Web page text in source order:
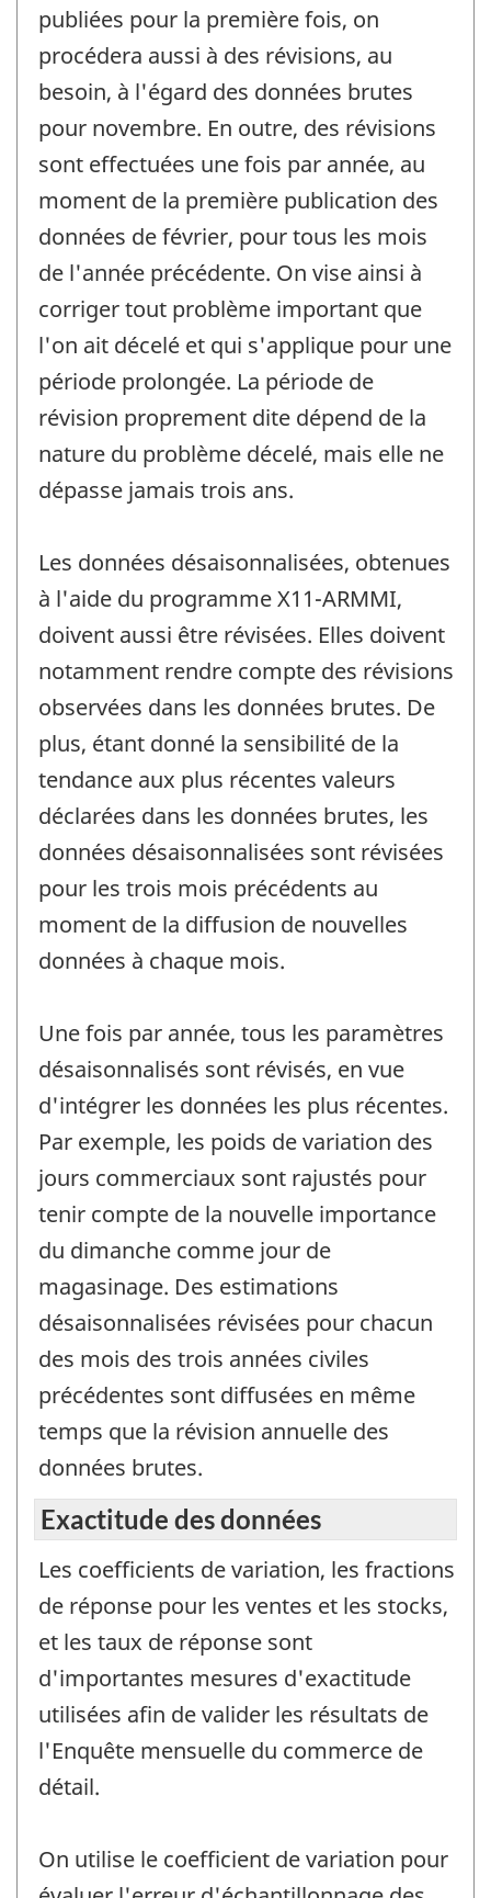
publiées pour la première fois, on
procédera aussi à des révisions, au
besoin, à l'égard des données brutes
pour novembre. En outre, des révisions
sont effectuées une fois par année, au
moment de la première publication des
données de février, pour tous les mois
de l'année précédente. On vise ainsi à
corriger tout problème important que
l'on ait décelé et qui s'applique pour une
période prolongée. La période de
révision proprement dite dépend de la
nature du problème décelé, mais elle ne
dépasse jamais trois ans.
Les données désaisonnalisées, obtenues
à l'aide du programme X11-ARMMI,
doivent aussi être révisées. Elles doivent
notamment rendre compte des révisions
observées dans les données brutes. De
plus, étant donné la sensibilité de la
tendance aux plus récentes valeurs
déclarées dans les données brutes, les
données désaisonnalisées sont révisées
pour les trois mois précédents au
moment de la diffusion de nouvelles
données à chaque mois.
Une fois par année, tous les paramètres
désaisonnalisés sont révisés, en vue
d'intégrer les données les plus récentes.
Par exemple, les poids de variation des
jours commerciaux sont rajustés pour
tenir compte de la nouvelle importance
du dimanche comme jour de
magasinage. Des estimations
désaisonnalisées révisées pour chacun
des mois des trois années civiles
précédentes sont diffusées en même
temps que la révision annuelle des
données brutes.
Exactitude des données
Les coefficients de variation, les fractions
de réponse pour les ventes et les stocks,
et les taux de réponse sont
d'importantes mesures d'exactitude
utilisées afin de valider les résultats de
l'Enquête mensuelle du commerce de
détail.
On utilise le coefficient de variation pour